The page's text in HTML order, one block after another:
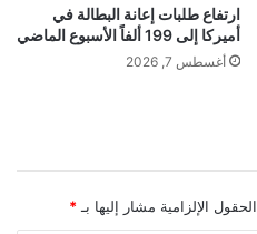
ارتفاع طلبات إعانة البطالة في
أميركا إلى 199 ألفاً الأسبوع الماضي
أغسطس 7, 2026
الحقول الإلزامية مشار إليها بـ*